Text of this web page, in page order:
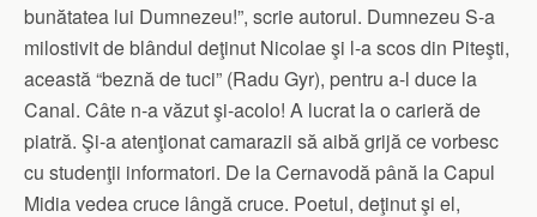
bunătatea lui Dumnezeu!”, scrie autorul. Dumnezeu S-a
milostivit de blândul deţinut Nicolae şi l-a scos din Piteşti,
această “beznă de tuci” (Radu Gyr), pentru a-l duce la
Canal. Câte n-a văzut şi-acolo! A lucrat la o carieră de
piatră. Şi-a atenţionat camarazii să aibă grijă ce vorbesc
cu studenţii informatori. De la Cernavodă până la Capul
Midia vedea cruce lângă cruce. Poetul, deţinut şi el,